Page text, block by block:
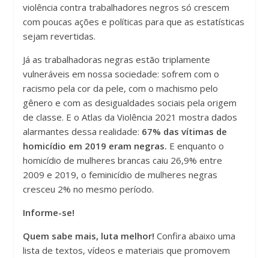
violência contra trabalhadores negros só crescem
com poucas ações e políticas para que as estatísticas
sejam revertidas.
Já as trabalhadoras negras estão triplamente
vulneráveis em nossa sociedade: sofrem com o
racismo pela cor da pele, com o machismo pelo
gênero e com as desigualdades sociais pela origem
de classe. E o Atlas da Violência 2021 mostra dados
alarmantes dessa realidade: 67% das vítimas de
homicídio em 2019 eram negras. E enquanto o
homicídio de mulheres brancas caiu 26,9% entre
2009 e 2019, o feminicídio de mulheres negras
cresceu 2% no mesmo período.
Informe-se!
Quem sabe mais, luta melhor! Confira abaixo uma
lista de textos, vídeos e materiais que promovem